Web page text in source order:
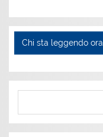
Chi sta leggendo ora
Cerca